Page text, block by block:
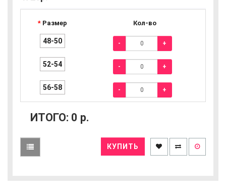
Размер Кол-во
48-50 - +
52-54 - +
56-58 - +
ИТОГО: 0 р.
КУПИТЬ